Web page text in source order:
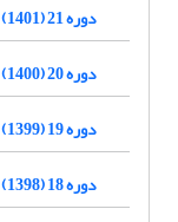
دوره 21 (1401)
دوره 20 (1400)
دوره 19 (1399)
دوره 18 (1398)